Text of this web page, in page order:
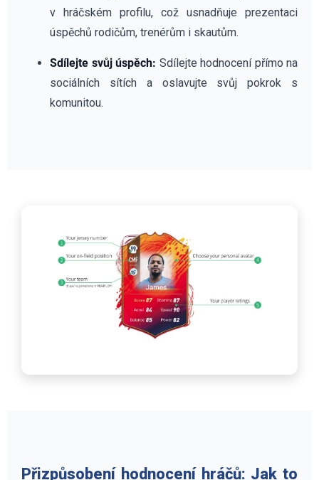
v hráčském profilu, což usnadňuje prezentaci
úspěchů rodičům, trenérům i skautům.
Sdílejte svůj úspěch: Sdílejte hodnocení přímo na
sociálních sítích a oslavujte svůj pokrok s
komunitou.
Přizpůsobení hodnocení hráčů: Jak to